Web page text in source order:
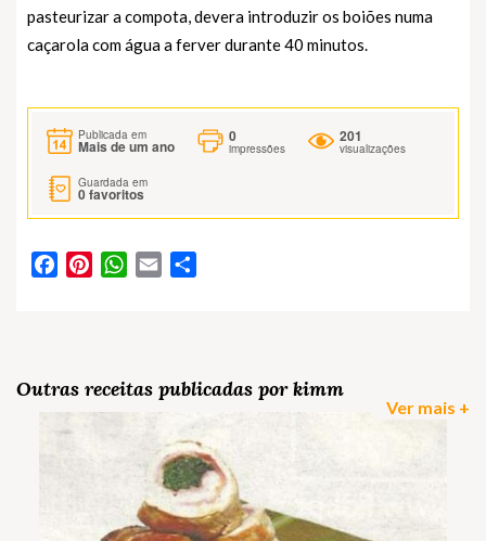
pasteurizar a compota, devera introduzir os boiões numa
caçarola com água a ferver durante 40 minutos.
Publicada em
Mais de um ano
0
impressões
201
visualizações
Guardada em
0favoritos
FacebookPinterestWhatsApp
Email
Outras receitas publicadas por kimm
Ver mais +